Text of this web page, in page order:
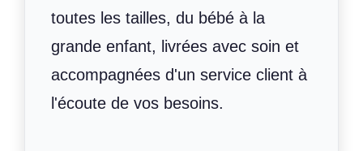
toutes les tailles, du bébé à la
grande enfant, livrées avec soin et
accompagnées d'un service client à
l'écoute de vos besoins.